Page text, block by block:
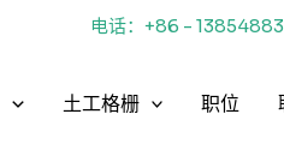
电话：+86 -
土工格栅 职位